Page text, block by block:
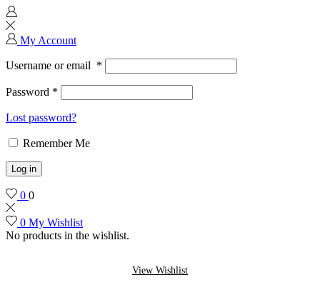
My Account
Username or email *
Password *
Lost password?
Remember Me
Log in
0 0
0 My Wishlist
No products in the wishlist.
View Wishlist